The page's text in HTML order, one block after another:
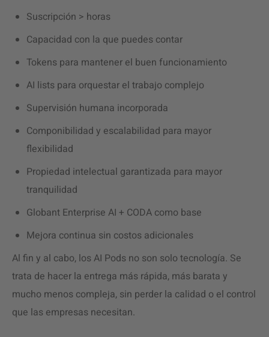
Suscripción > horas
Capacidad con la que puedes contar
Tokens para mantener el buen funcionamiento
AI lists para orquestar el trabajo complejo
Supervisión humana incorporada
Componibilidad y escalabilidad para mayor
flexibilidad
Propiedad intelectual garantizada para mayor
tranquilidad
Globant Enterprise AI + CODA como base
Mejora continua sin costos adicionales
Al fin y al cabo, los AI Pods no son solo tecnología. Se
trata de hacer la entrega más rápida, más barata y
mucho menos compleja, sin perder la calidad o el control
que las empresas necesitan.